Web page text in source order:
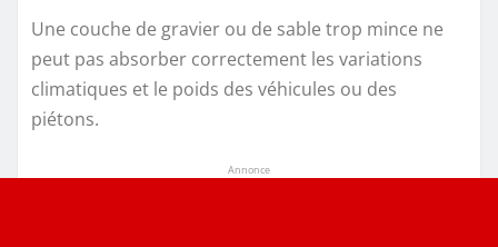
Une couche de gravier ou de sable trop mince ne
peut pas absorber correctement les variations
climatiques et le poids des véhicules ou des
piétons.
Annonce